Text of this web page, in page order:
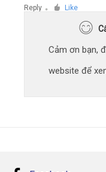
Reply ● Like
Cảm ơn bạn,
website để